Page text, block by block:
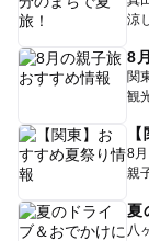
涼
8
関
観
8
親
夏
八